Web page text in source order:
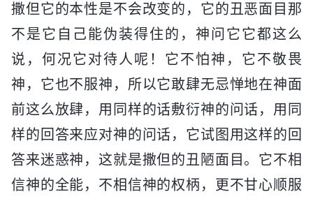
撒但它的本性是不会改变的，它的丑恶面目那
不是它自己能伪装得住的，神问它它都这么
说，何况它对待人呢！它不怕神，它不敬畏
神，它也不服神，所以它敢肆无忌惮地在神面
前这么放肆，用同样的话敷衍神的问话，用同
样的回答来应对神的问话，它试图用这样的回
答来迷惑神，这就是撒但的丑陋面目。它不相
信神的全能，不相信神的权柄，更不甘心顺服